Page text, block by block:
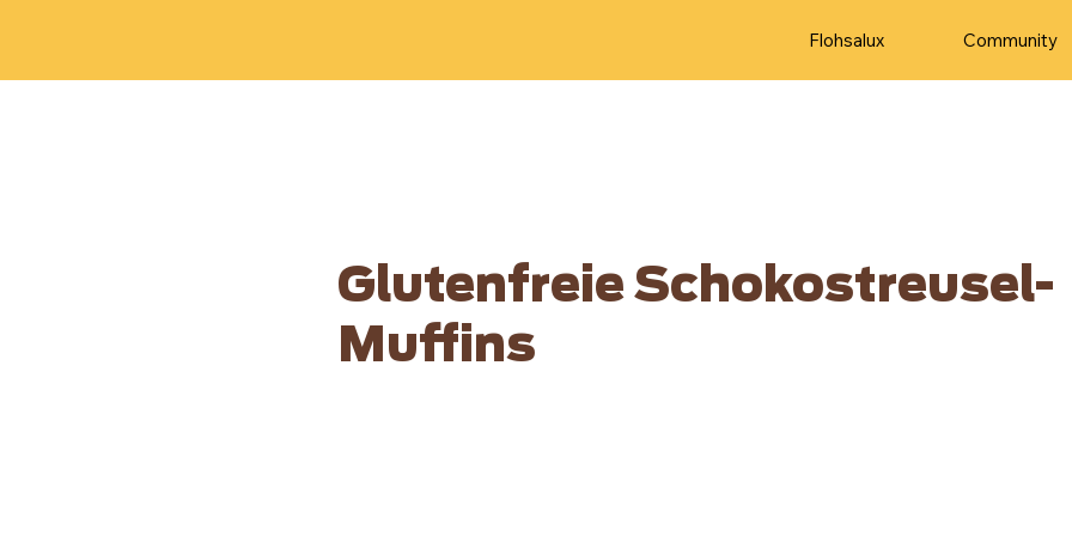
Flohsalux Community
Glutenfreie Schokostreusel-
Muffins